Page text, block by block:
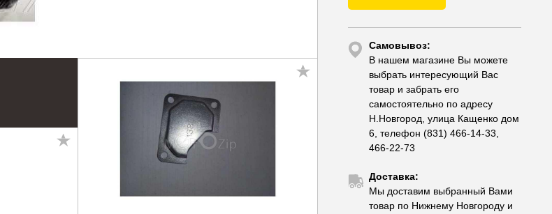
Самовывоз:
В нашем магазине Вы можете
выбрать интересующий Вас
товар и забрать его
самостоятельно по адресу
Н.Новгород, улица Кащенко дом
6, телефон (831) 466-14-33,
466-22-73
Доставка:
Мы доставим выбранный Вами
товар по Нижнему Новгороду и